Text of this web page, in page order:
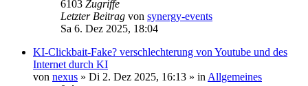
6103 Zugriffe
Letzter Beitrag von synergy-events
Sa 6. Dez 2025, 18:04
KI-Clickbait-Fake? verschlechterung von Youtube und des
Internet durch KI
von nexus » Di 2. Dez 2025, 16:13 » in Allgemeines